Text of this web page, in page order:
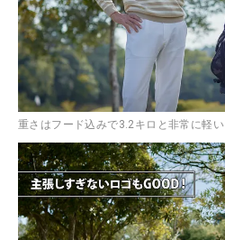
重さはフード込みで3.2キロと非常に軽い